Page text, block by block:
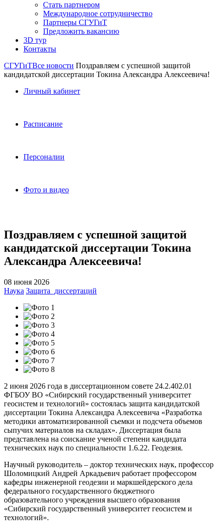
Стать партнером
Международное сотрудничество
Партнеры СГУГиТ
Предложить вакансию
3D тур
Контакты
СГУГиТВсе новости Поздравляем с успешной защитой
кандидатской диссертации Токина Александра Алексеевича!
Личный кабинет
Расписание
Персоналии
Фото и видео
Поздравляем с успешной защитой
кандидатской диссертации Токина
Александра Алексеевича!
08 июня 2026
Наука Защита_диссертаций
2 июня 2026 года в диссертационном совете 24.2.402.01
ФГБОУ ВО «Сибирский государственный университет
геосистем и технологий» состоялась защита кандидатской
диссертации Токина Александра Алексеевича «Разработка
методики автоматизированной съемки и подсчета объемов
сыпучих материалов на складах». Диссертация была
представлена на соискание ученой степени кандидата
технических наук по специальности 1.6.22. Геодезия.
Научный руководитель – доктор технических наук, профессор
Шоломицкий Андрей Аркадьевич работает профессором
кафедры инженерной геодезии и маркшейдерского дела
федерального государственного бюджетного
образовательного учреждения высшего образования
«Сибирский государственный университет геосистем и
технологий».